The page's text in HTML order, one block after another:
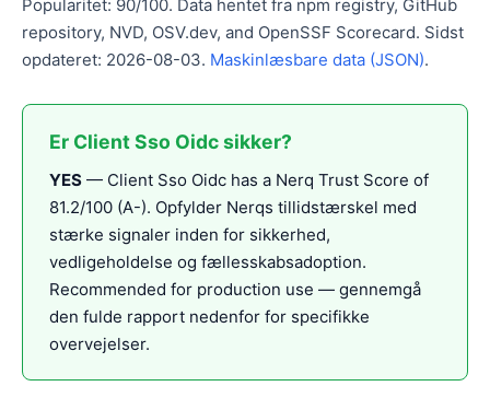
Popularitet: 90/100. Data hentet fra npm registry, GitHub
repository, NVD, OSV.dev, and OpenSSF Scorecard. Sidst
opdateret: 2026-08-03. Maskinlæsbare data (JSON).
Er Client Sso Oidc sikker?
YES — Client Sso Oidc has a Nerq Trust Score of
81.2/100 (A-). Opfylder Nerqs tillidstærskel med
stærke signaler inden for sikkerhed,
vedligeholdelse og fællesskabsadoption.
Recommended for production use — gennemgå
den fulde rapport nedenfor for specifikke
overvejelser.